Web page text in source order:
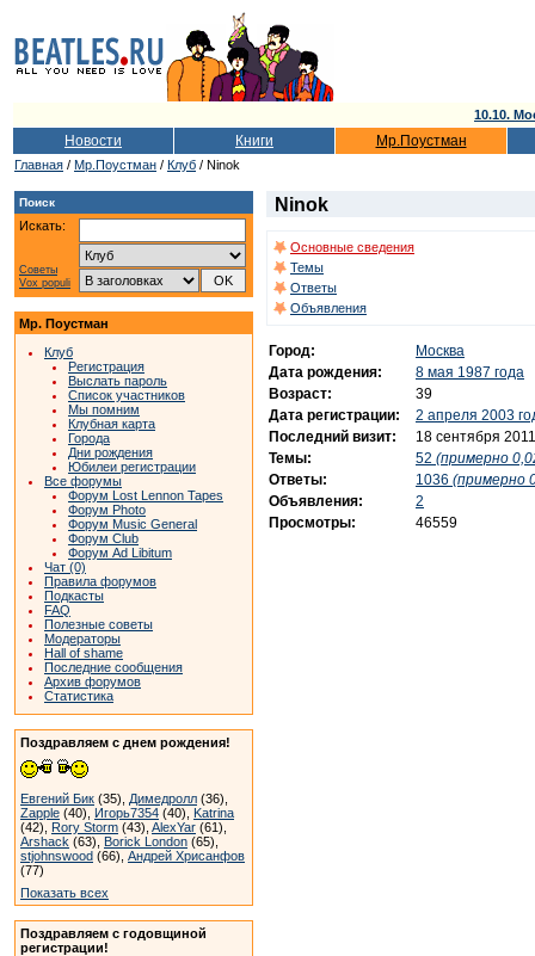
10.10.
Новости Книги Мр.Поустман
Главная / Мр.Поустман / Клуб / Ninok
Поиск
Искать:
Советы
Vox populi
Мр. Поустман
Клуб
Регистрация
Выслать пароль
Список участников
Мы помним
Клубная карта
Города
Дни рождения
Юбилеи регистрации
Все форумы
Форум Lost Lennon Tapes
Форум Photo
Форум Music General
Форум Club
Форум Ad Libitum
Чат (0)
Правила форумов
Подкасты
FAQ
Полезные советы
Модераторы
Hall of shame
Последние сообщения
Архив форумов
Статистика
Поздравляем с днем рождения!
Евгений Бик (35), Димедролл (36),
Zapple (40), Игорь7354 (40), Katrina
(42), Rory Storm (43), AlexYar (61),
Arshack (63), Borick London (65),
stjohnswood (66), Андрей Хрисанфов
(77)
Показать всех
Поздравляем с годовщиной
регистрации!
Ninok
Основные сведения
Темы
Ответы
Объявления
Город:
Москва
Дата рождения:
8 мая 1987 года
Возраст:
39
Дата регистрации:
2 апреля 2003
Последний визит:
18 сентября
Темы:
52 (примерно
Ответы:
1036 (примерно
Объявления:
2
Просмотры:
46559